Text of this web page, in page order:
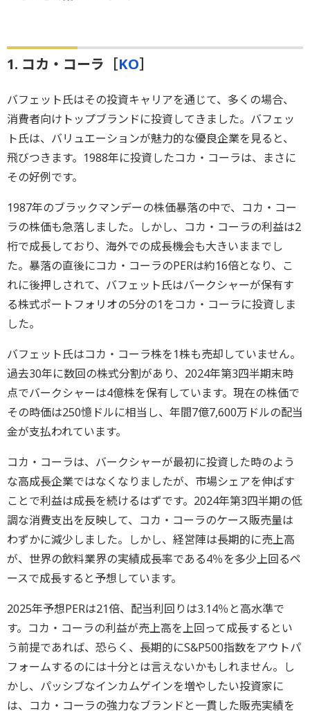
1. コカ・コーラ［KO］
バフェット氏はその投資キャリアを通じて、多くの場合、
消費者向けトップブランドに投資してきました。バフェッ
ト氏は、バリュエーションが魅力的な優良企業を見ると、
飛びつきます。1988年に投資したコカ・コーラは、まさに
その好例です。
1987年のブラックマンデーの株価暴落の中で、コカ・コー
ラの株価も急落しました。しかし、コカ・コーラの利益は2
桁で成長しており、海外での成長機会も大きいままでし
た。暴落の直後にコカ・コーラのPERは約16倍となり、こ
れに後押しされて、バフェット氏はバークシャーが保有す
る株式ポートフォリオの5分の1をコカ・コーラに投資しま
した。
バフェット氏はコカ・コーラ株を1株も売却していません。
過去30年に数回の株式分割があり、2024年第3四半期末時
点でバークシャーは4億株を保有しています。現在の株価で
その時価は250憶ドルに相当し、年間7億7,600万ドルの配当
金が支払われています。
コカ・コーラは、バークシャーが最初に投資した時のよう
な高成長企業ではなくなりましたが、市場シェアを伸ばす
ことで利益は成長を続けるはずです。2024年第3四半期の低
調な消費支出を反映して、コカ・コーラのケース販売量は
わずかに減少しました。しかし、経営陣は長期的に売上高
が、世界の飲料業界の実績成長率である4％を多少上回るペ
ースで成長すると予想しています。
2025年予想PERは21倍、配当利回りは3.14％と高水準で
す。コカ・コーラの利益が売上高を上回って成長するとい
う前提であれば、恐らく、長期的にS&P500指数をアウトパ
フォームするのには十分とは言えないかもしれません。し
かし、パッシブなインカムゲインを増やしたい投資家に
は、コカ・コーラの強力なブランドと一貫した販売実績を